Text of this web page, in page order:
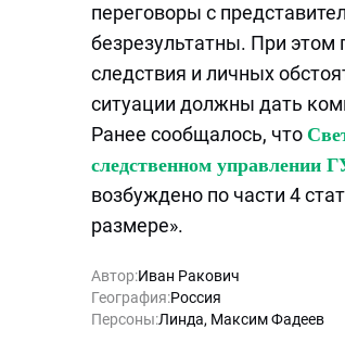
переговоры с
безрезультатны. При этом
следствия и личных
ситуации должны дать
Ранее сообщалось, что
следственном управлении
возбуждено по части 4
размере».
Автор:Иван Ракович
География:Россия
Персоны:Линда, Максим Фадеев